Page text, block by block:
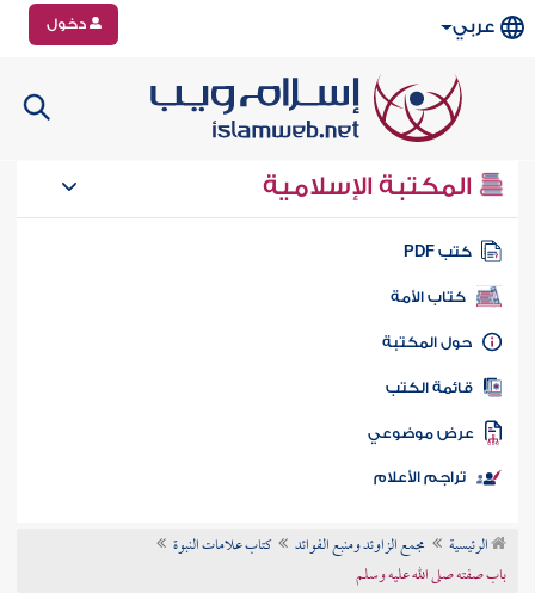
عربي دخول
المكتبة الإسلامية
كتب PDF
كتاب الأمة
المكتبة
الكتب
موضوعي
تراجم الأعلام
الرئيسية مجمع الزاوئد ومنبع الفوائد
كتاب علامات النبوة
باب صفته صلى الله عليه وسلم